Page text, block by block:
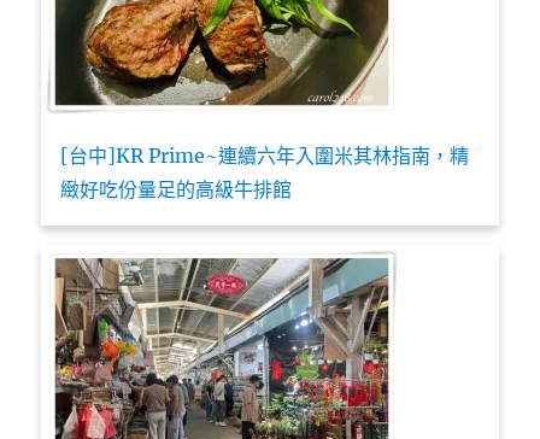
[台中]KR Prime~連續六年入圍米其林指南，精
緻好吃份量足的高級牛排館